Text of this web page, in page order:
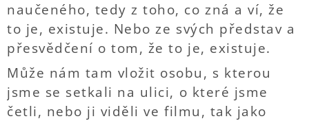
naučeného, tedy z toho, co zná a ví, že
to je, existuje. Nebo ze svých představ a
přesvědčení o tom, že to je, existuje.
Může nám tam vložit osobu, s kterou
jsme se setkali na ulici, o které jsme
četli, nebo ji viděli ve filmu, tak jako